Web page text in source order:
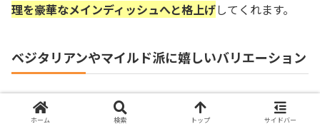
理を豪華なメインディッシュへと格上げしてくれます。
ベジタリアンやマイルド派に嬉しいバリエーション
辛いものが苦手な方や、野菜をたっぷり摂りたい方向けの
スンドゥブもあります。例えば「きのこスンドゥブ」は、
ホーム 検索 トップ サイドバー